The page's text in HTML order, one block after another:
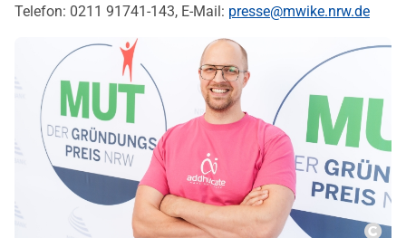
Telefon: 0211 91741-143, E-Mail: presse@mwike.nrw.de